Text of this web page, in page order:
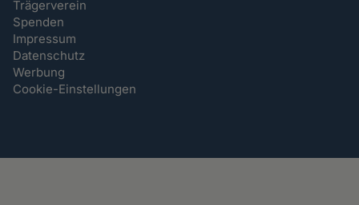
Trägerverein
Spenden
Impressum
Datenschutz
Werbung
Cookie-Einstellungen